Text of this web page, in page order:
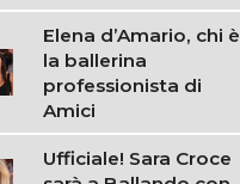
Elena d’Amario, chi è
la ballerina
professionista di
Amici
Ufficiale! Sara Croce